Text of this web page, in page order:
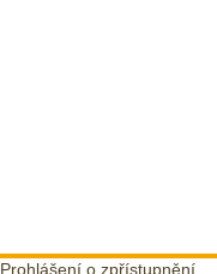
Prohlášení o zpřístupnění